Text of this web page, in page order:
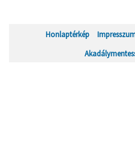
Honlaptérkép